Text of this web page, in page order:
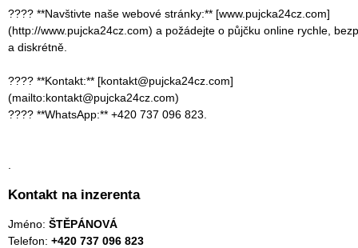
???? **Navštivte naše webové stránky:** [www.pujcka24cz.com]
(http://www.pujcka24cz.com) a požádejte o půjčku online rychle,
a diskrétně.
???? **Kontakt:** [kontakt@pujcka24cz.com]
(mailto:kontakt@pujcka24cz.com)
???? **WhatsApp:** +420 737 096 823.
Kontakt na inzerenta
Jméno: ŠTĚPÁNOVÁ
Telefon: +420 737 096 823